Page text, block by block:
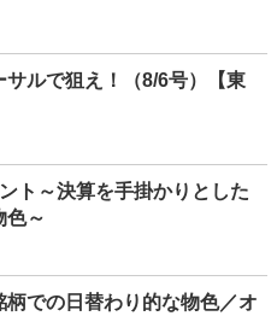
ルで狙え！（8/6号）【東
ト～決算を手掛かりとした
色～
での日替わり的な物色／オ